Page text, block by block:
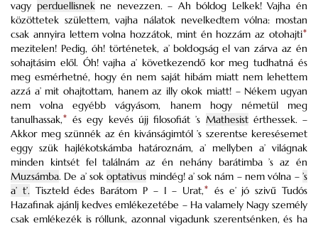
vagy perduellisnekne nevezzen. – Ah bóldog Lelkek! Vajha én
közöttetek születtem, vajha nálatok nevelkedtem vólna: mostan
csak annyira lettem volna hozzátok, mint én hozzám az otohajti*
mezitelen! Pedig, óh! történetek, a’ boldogság el van zárva az én
sohajtásim elől. Óh! vajha a’ következendő kor meg tudhatná és
meg esmérhetné, hogy én nem saját hibám miatt nem lehettem
azzá a’ mit ohajtottam, hanem az illy okok miatt! – Nékem ugyan
nem volna egyébb vágyásom, hanem hogy németül meg
tanulhassak,* és egy kevés újj filosofiát ’s Mathesistérthessek. –
Akkor meg szünnék az én kivánságimtól ’s szerentse keresésemet
eggy szük hajlékotskámba határoznám, a’ mellyben a’ világnak
minden kintsét fel találnám az én nehány barátimba ’s az én
Muzsámba. De a’ sokoptativus mindég! a’ sok nám – nem vólna –’s
a’ t’. Tiszteld édes Barátom P – I – Urat,*
és e’ jó szivű Tudós
Hazafinak ajánlj kedves emlékezetébe – Ha valamely Nagy személy
csak emlékezék is róllunk, azonnal vigadunk szerentsénken, és ha